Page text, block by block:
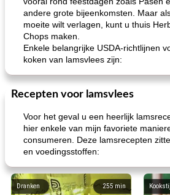
andere grote bijeenkomsten. Maar
moeite wilt verlagen, kunt u thuis
Chops maken.
Enkele belangrijke USDA-richtlijnen
koken van lamsvlees zijn:
Recepten voor lamsvlees
Voor het geval u een heerlijk
hier enkele van mijn favoriete
consumeren. Deze lamsrecepten
en voedingsstoffen:
255min
Dranken Kookstijl